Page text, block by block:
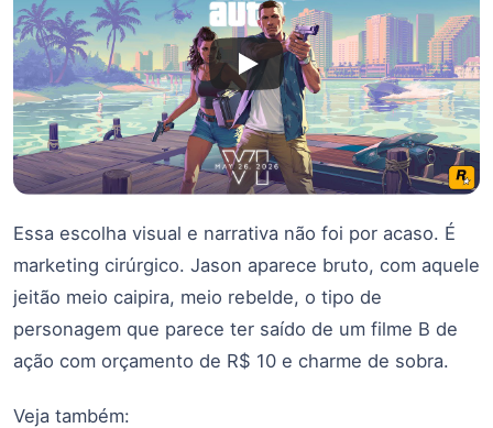
Essa escolha visual e narrativa não foi por acaso. É
marketing cirúrgico. Jason aparece bruto, com aquele
jeitão meio caipira, meio rebelde, o tipo de
personagem que parece ter saído de um filme B de
ação com orçamento de R$ 10 e charme de sobra.
Veja também: